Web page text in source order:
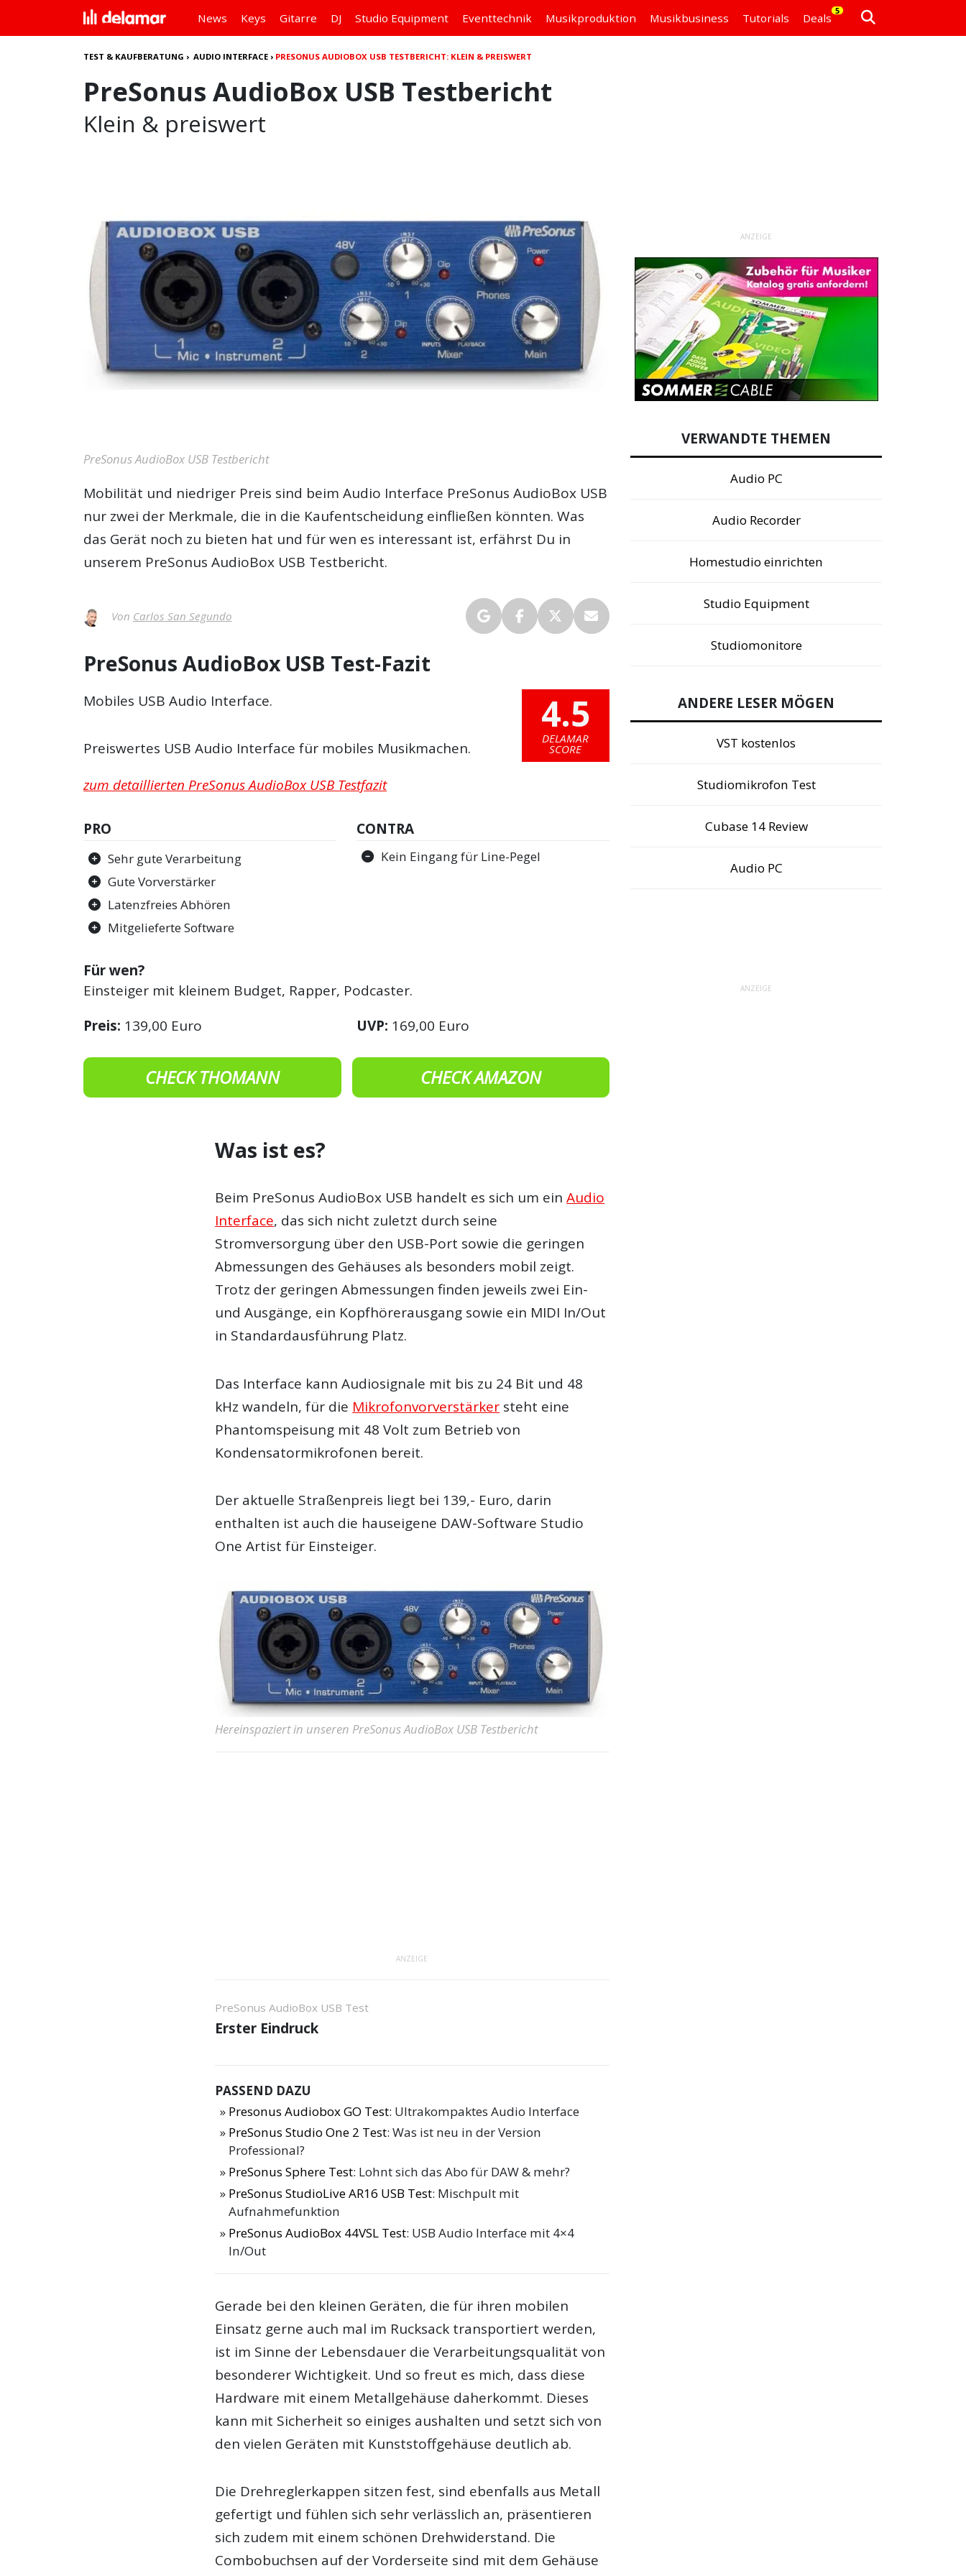
News Keys Gitarre DJ Studio Equipment Eventtechnik Musikproduktion Musikbusiness Tutorials Deals
5
TEST & KAUFBERATUNG ›AUDIO INTERFACE › PRESONUS AUDIOBOX USB TESTBERICHT: KLEIN & PREISWERT
PreSonus AudioBox USB Testbericht
Klein & preiswert
PreSonus AudioBox USB Testbericht
Mobilität und niedriger Preis sind beim Audio Interface PreSonus AudioBox USB
nur zwei der Merkmale, die in die Kaufentscheidung einfließen könnten. Was
das Gerät noch zu bieten hat und für wen es interessant ist, erfährst Du in
unserem PreSonus AudioBox USB Testbericht.
Von Carlos San Segundo
PreSonus AudioBox USB Test-Fazit
4.5
DELAMAR
SCORE
Mobiles USB Audio Interface.
Preiswertes USB Audio Interface für mobiles Musikmachen.
zum detaillierten PreSonus AudioBox USB Testfazit
PRO
Sehr gute Verarbeitung
Gute Vorverstärker
Latenzfreies Abhören
Mitgelieferte Software
CONTRA
Kein Eingang für Line-Pegel
Für wen?
Einsteiger mit kleinem Budget, Rapper, Podcaster.
Preis: 139,00 Euro UVP: 169,00 Euro
CHECK THOMANN CHECK AMAZON
Was ist es?
Beim PreSonus AudioBox USB handelt es sich um einAudio
Interface, das sich nicht zuletzt durch seine
Stromversorgung über den USB-Port sowie die geringen
Abmessungen des Gehäuses als besonders mobil zeigt.
Trotz der geringen Abmessungen finden jeweils zwei Ein-
und Ausgänge, ein Kopfhörerausgang sowie ein MIDI In/Out
in Standardausführung Platz.
Das Interface kann Audiosignale mit bis zu 24 Bit und 48
kHz wandeln, für die Mikrofonvorverstärker steht eine
Phantomspeisung mit 48 Volt zum Betrieb von
Kondensatormikrofonen bereit.
Der aktuelle Straßenpreis liegt bei 139,- Euro, darin
enthalten ist auch die hauseigene DAW-Software Studio
One Artist für Einsteiger.
Hereinspaziert in unseren PreSonus AudioBox USB Testbericht
ANZEIGE
PreSonus AudioBox USB Test
Erster Eindruck
PASSEND DAZU
Presonus Audiobox GO Test: Ultrakompaktes Audio Interface
PreSonus Studio One 2 Test: Was ist neu in der Version
Professional?
PreSonus Sphere Test: Lohnt sich das Abo für DAW & mehr?
PreSonus StudioLive AR16 USB Test: Mischpult mit
Aufnahmefunktion
PreSonus AudioBox 44VSL Test: USB Audio Interface mit 4×4
In/Out
Gerade bei den kleinen Geräten, die für ihren mobilen
Einsatz gerne auch mal im Rucksack transportiert werden,
ist im Sinne der Lebensdauer die Verarbeitungsqualität von
besonderer Wichtigkeit. Und so freut es mich, dass diese
Hardware mit einem Metallgehäuse daherkommt. Dieses
kann mit Sicherheit so einiges aushalten und setzt sich von
den vielen Geräten mit Kunststoffgehäuse deutlich ab.
Die Drehreglerkappen sitzen fest, sind ebenfalls aus Metall
gefertigt und fühlen sich sehr verlässlich an, präsentieren
sich zudem mit einem schönen Drehwiderstand. Die
Combobuchsen auf der Vorderseite sind mit dem Gehäuse
ANZEIGE
VERWANDTE THEMEN
Audio PC
Audio Recorder
Homestudio einrichten
Studio Equipment
Studiomonitore
ANDERE LESER MÖGEN
VST kostenlos
Studiomikrofon Test
Cubase 14 Review
Audio PC
ANZEIGE